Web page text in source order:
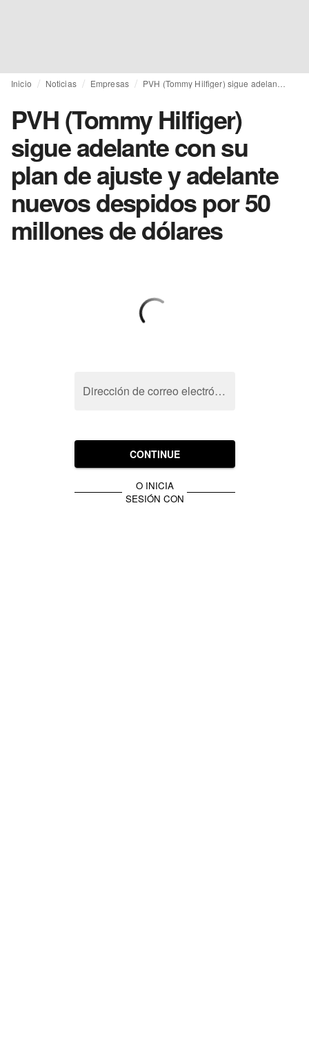
Inicio Noticias Empresas
PVH (Tommy Hilfiger)
sigue adelante con su
plan de ajuste y adelante
nuevos despidos por 50
millones de dólares
Dirección de correo electrónico
CONTINUE
O INICIA
SESIÓN CON